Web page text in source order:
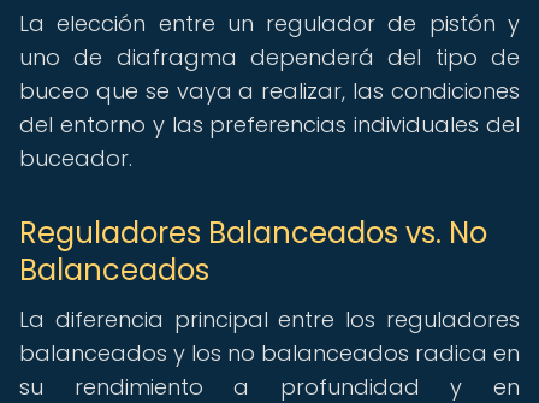
La elección entre un regulador de pistón y
uno de diafragma dependerá del tipo de
buceo que se vaya a realizar, las condiciones
del entorno y las preferencias individuales del
buceador.
Reguladores Balanceados vs. No
Balanceados
La diferencia principal entre los reguladores
balanceados y los no balanceados radica en
su rendimiento a profundidad y en